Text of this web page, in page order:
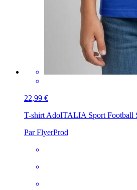
22,99 €
T-shirt AdoITALIA Sport Football
Par FlyerProd